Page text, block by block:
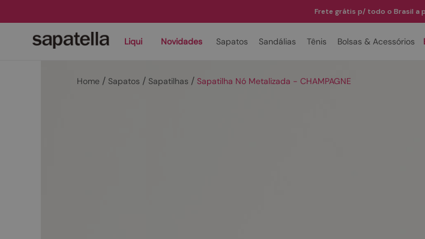
Frete grátis p/ todo o Brasil a
Liqui Novidades Sapatos Sandálias Tênis Bolsas & Acessórios
Sapatos Sapatilhas Sapatilha Nó Metalizada - CHAMPAGNE